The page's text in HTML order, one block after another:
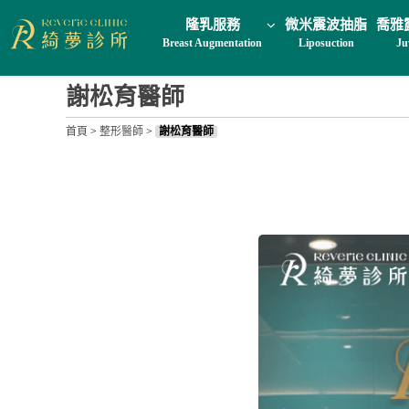
隆乳服務
Breast Augmentation
微米震波抽脂
Liposuction
喬雅
謝松育醫師
首頁 > 整形醫師 > 謝松育醫師